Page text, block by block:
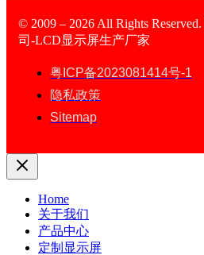
© 2009 – 2026 All Rights
司-LCD显示屏生产厂家
粤ICP备2023081414号-1
隐私政策
Sitemap
Home
关于我们
产品中心
定制显示屏